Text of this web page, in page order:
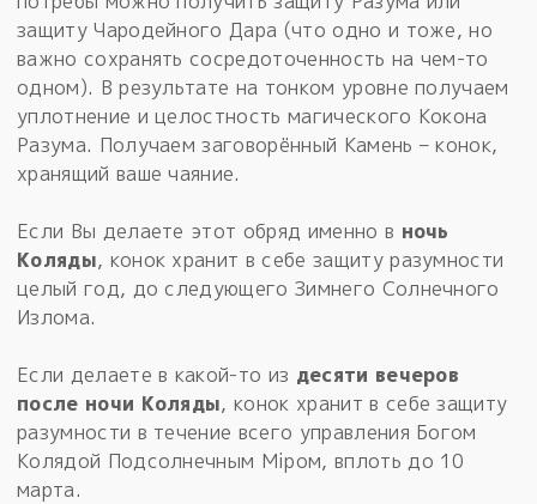
защиту Чародейного Дара (что одно и тоже, но
важно сохранять сосредоточенность на чем-то
одном). В результате на тонком уровне получаем
уплотнение и целостность магического Кокона
Разума. Получаем заговорённый Камень – конок,
хранящий ваше чаяние.
Если Вы делаете этот обряд именно в ночь
Коляды, конок хранит в себе защиту разумности
целый год, до следующего Зимнего Солнечного
Излома.
Если делаете в какой-то из десяти вечеров
после ночи Коляды, конок хранит в себе защиту
разумности в течение всего управления Богом
Колядой Подсолнечным Мiром, вплоть до 10
марта.